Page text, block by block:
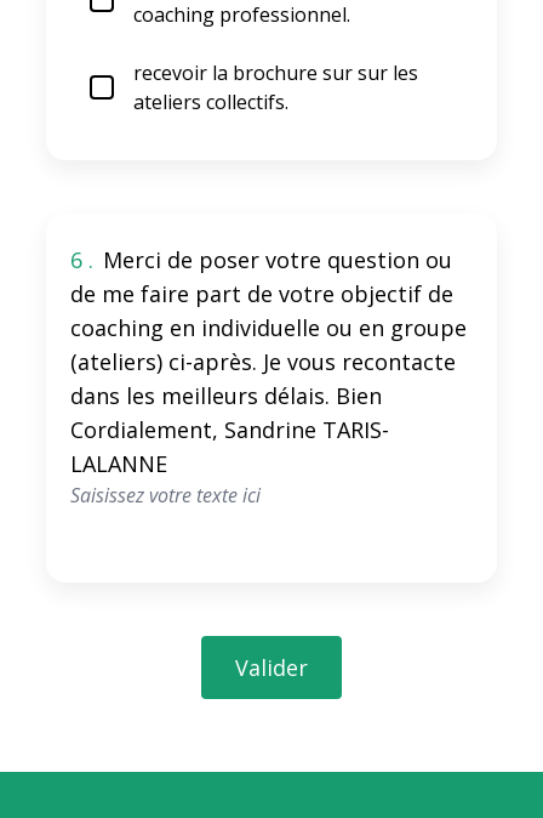
coaching professionnel.
recevoir la brochure sur sur les
ateliers collectifs.
6 . Merci de poser votre question ou
de me faire part de votre objectif de
coaching en individuelle ou en groupe
(ateliers) ci-après. Je vous recontacte
dans les meilleurs délais. Bien
Cordialement, Sandrine TARIS-
LALANNE
Valider